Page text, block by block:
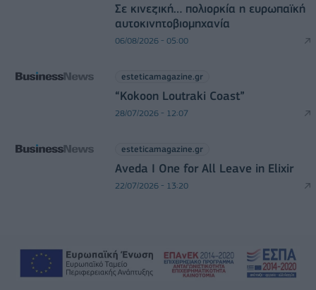
Σε κινεζική… πολιορκία η ευρωπαϊκή
αυτοκινητοβιομηχανία
06/08/2026 - 05:00
esteticamagazine.gr
“Kokoon Loutraki Coast”
28/07/2026 - 12:07
esteticamagazine.gr
Aveda I One for All Leave in Elixir
22/07/2026 - 13:20